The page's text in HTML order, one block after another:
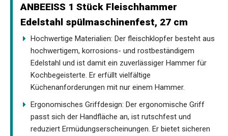
ANBEEISS 1 Stück Fleischhammer
Edelstahl spülmaschinenfest, 27 cm
Hochwertige Materialien: Der fleischklopfer besteht aus
hochwertigem, korrosions- und rostbeständigem
Edelstahl und ist damit ein zuverlässiger Hammer für
Kochbegeisterte. Er erfüllt vielfältige
Küchenanforderungen mit nur einem Hammer.
Ergonomisches Griffdesign: Der ergonomische Griff
passt sich der Handfläche an, ist rutschfest und
reduziert Ermüdungserscheinungen. Er bietet sicheren